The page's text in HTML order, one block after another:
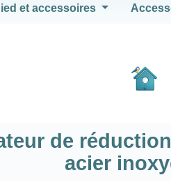
et accessoires
de
acier